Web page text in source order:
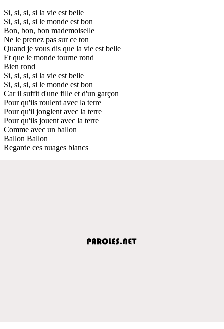
Si, si, si, si la vie est belle
Si, si, si, si le monde est bon
Bon, bon, bon mademoiselle
Ne le prenez pas sur ce ton
Quand je vous dis que la vie est belle
Et que le monde tourne rond
Bien rond
Si, si, si, si la vie est belle
Si, si, si, si le monde est bon
Car il suffit d'une fille et d'un garçon
Pour qu'ils roulent avec la terre
Pour qu'il jonglent avec la terre
Pour qu'ils jouent avec la terre
Comme avec un ballon
Ballon Ballon
Regarde ces nuages blancs